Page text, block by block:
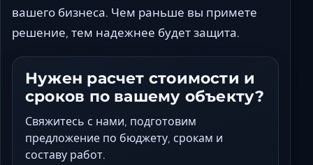
вашего бизнеса. Чем раньше вы примете
решение, тем надежнее будет защита.
Нужен расчет стоимости и
сроков по вашему объекту?
Свяжитесь с нами, подготовим
предложение по бюджету, срокам и
составу работ.